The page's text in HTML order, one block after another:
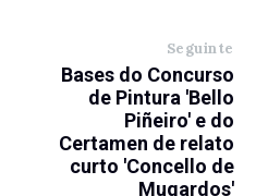
Seguinte
Bases do Concurso
de Pintura 'Bello
Piñeiro' e do
Certamen de relato
curto 'Concello de
Mugardos'